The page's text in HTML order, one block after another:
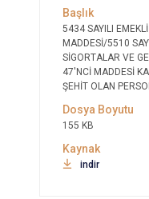
5434 SAYILI
MADDESİ/5510
SİGORTALAR VE
47'NCİ MADDESİ
ŞEHİT OLAN
155 KB
indir